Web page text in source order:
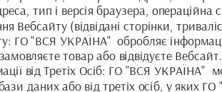
тип і версія браузера,
Вебсайту (відвідані сторінки,
ГО "ВСЯ УКРАЇНА"  обробляє
товар або відвідуєте Вебсайт.
від Третіх Осіб: ГО "ВСЯ
даних або від третіх осіб, у яких